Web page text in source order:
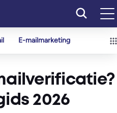
E-mailmarketing
2026